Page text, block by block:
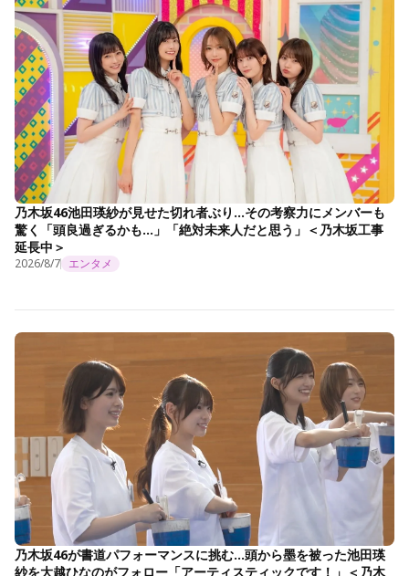
乃木坂46池田瑛紗が見せた切れ者ぶり…その考察力にメンバーも
驚く「頭良過ぎるかも…」「絶対未来人だと思う」＜乃木坂工事
延長中＞
2026/8/7 エンタメ
乃木坂46が書道パフォーマンスに挑む…頭から墨を被った池田瑛
紗を大越ひなのがフォロー「アーティスティックです！」＜乃木